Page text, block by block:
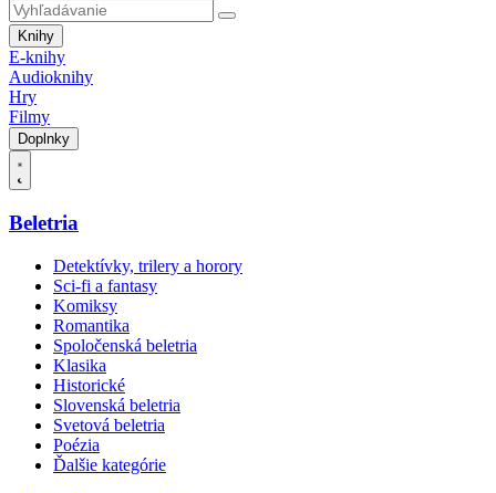
Knihy
E-knihy
Audioknihy
Hry
Filmy
Doplnky
Beletria
Detektívky, trilery a horory
Sci-fi a fantasy
Komiksy
Romantika
Spoločenská beletria
Klasika
Historické
Slovenská beletria
Svetová beletria
Poézia
Ďalšie kategórie